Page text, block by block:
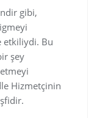
gibi,
etkiliydi. Bu
şey
Hizmetçinin